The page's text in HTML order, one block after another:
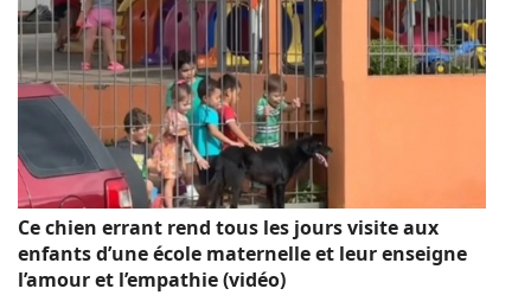
Ce chien errant rend tous les jours visite aux
enfants d’une école maternelle et leur enseigne
l’amour et l’empathie (vidéo)